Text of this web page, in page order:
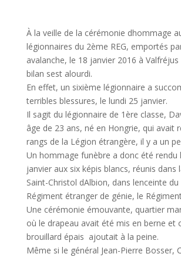
À la veille de la cérémonie dhommage
légionnaires du 2ème REG, emportés
avalanche, le 18 janvier 2016 à Valfréjus
bilan sest alourdi.
En effet, un sixième légionnaire a
terribles blessures, le lundi 25 janvier.
Il sagit du légionnaire de 1ère classe,
âge de 23 ans, né en Hongrie, qui avait
rangs de la Légion étrangère, il y a un
Un hommage funèbre a donc été rendu
janvier aux six képis blancs, réunis dans
Saint-Christol dAlbion, dans lenceinte
Régiment étranger de génie, le
Une cérémonie émouvante, quartier
où le drapeau avait été mis en berne et
brouillard épais ajoutait à la peine.
Même si le général Jean-Pierre Bosser,